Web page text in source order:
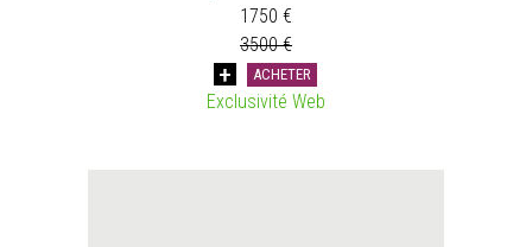
1750 €
3500 €
ACHETER
Exclusivité Web